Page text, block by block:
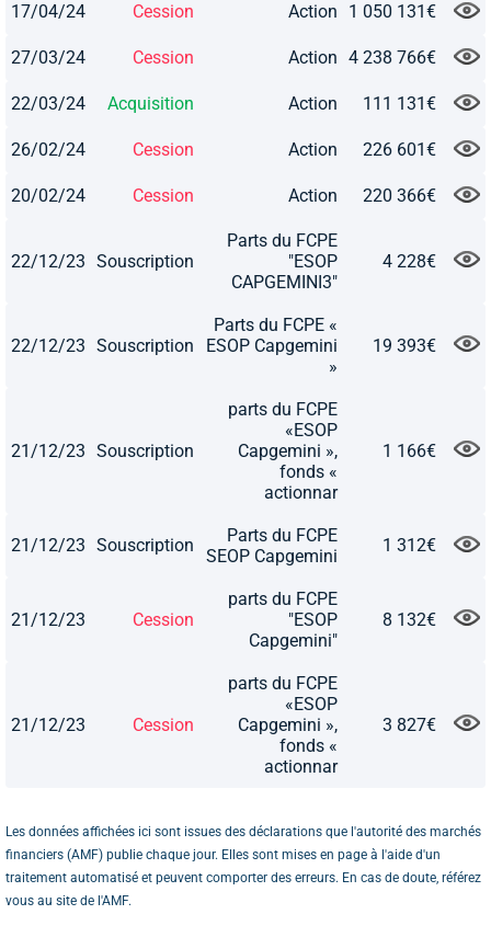
17/04/24 Cession Action 1 050 131€
27/03/24 Cession Action 4 238 766€
22/03/24 Acquisition Action 111 131€
26/02/24 Cession Action 226 601€
20/02/24 Cession Action 220 366€
22/12/23 Souscription
Parts du FCPE
"ESOP
CAPGEMINI3"
4 228€
22/12/23 Souscription
Parts du FCPE «
ESOP Capgemini
»
19 393€
21/12/23 Souscription
parts du FCPE
«ESOP
Capgemini »,
fonds «
actionnar
1 166€
21/12/23 Souscription
Parts du FCPE
SEOP Capgemini
1 312€
21/12/23 Cession
parts du FCPE
"ESOP
Capgemini"
8 132€
21/12/23 Cession
parts du FCPE
«ESOP
Capgemini »,
fonds «
actionnar
3 827€
Les données affichées ici sont issues des déclarations que l'autorité des marchés
financiers (AMF) publie chaque jour. Elles sont mises en page à l'aide d'un
traitement automatisé et peuvent comporter des erreurs. En cas de doute, référez
vous au site de l'AMF.